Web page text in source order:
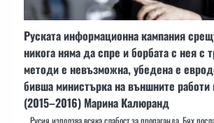
Руската информационна кампания
никога няма да спре и борбата с нея с
методи е невъзможна, убедена е
бивша министърка на външните работи
(2015–2016) Марина Калюранд